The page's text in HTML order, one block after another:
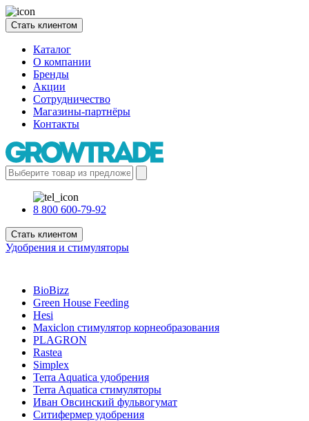
Стать клиентом
Каталог
О компании
Бренды
Акции
Сотрудничество
Магазины-партнёры
Контакты
8 800 600-79-92
Стать клиентом
Удобрения и стимуляторы
BioBizz
Green House Feeding
Hesi
Maxiclon стимулятор корнеобразования
PLAGRON
Rastea
Simplex
Terra Aquatica удобрения
Terra Aquatica стимуляторы
Иван Овсинский фульвогумат
Ситифермер удобрения